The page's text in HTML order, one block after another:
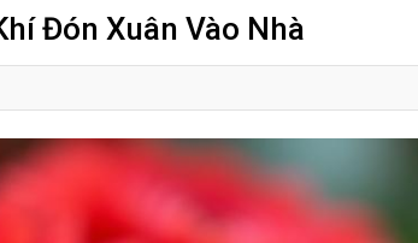
Đón Xuân Vào Nhà